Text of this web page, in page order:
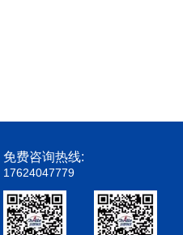
免费咨询热线:
17624047779